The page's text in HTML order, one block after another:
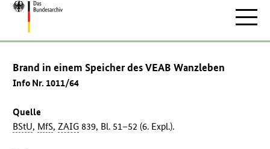
Zur
Brand in einem Speicher des VEAB Wanzleben
Info Nr. 1011/64
Quelle
BStU, MfS,ZAIG 839, Bl. 51–52 (6. Expl.).